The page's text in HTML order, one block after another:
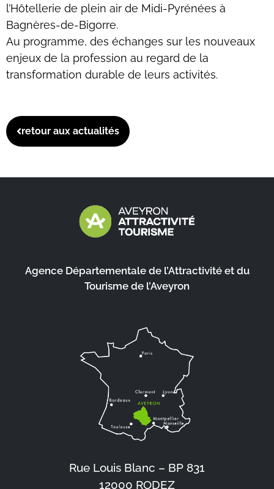
l’Hôtellerie de plein air de Midi-Pyrénées à
Bagnères-de-Bigorre.
Au programme, des échanges sur les nouveaux
enjeux de la profession au regard de la
transformation durable de leurs activités.
retour aux actualités
Agence Départementale de l’Attractivité et du
Tourisme de l’Aveyron
Rue Louis Blanc – BP 831
12000 RODEZ